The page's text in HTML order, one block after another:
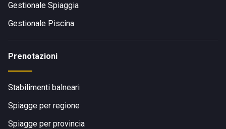
Gestionale Spiaggia
Gestionale Piscina
Prenotazioni
Stabilimenti balneari
Spiagge per regione
Spiagge per provincia